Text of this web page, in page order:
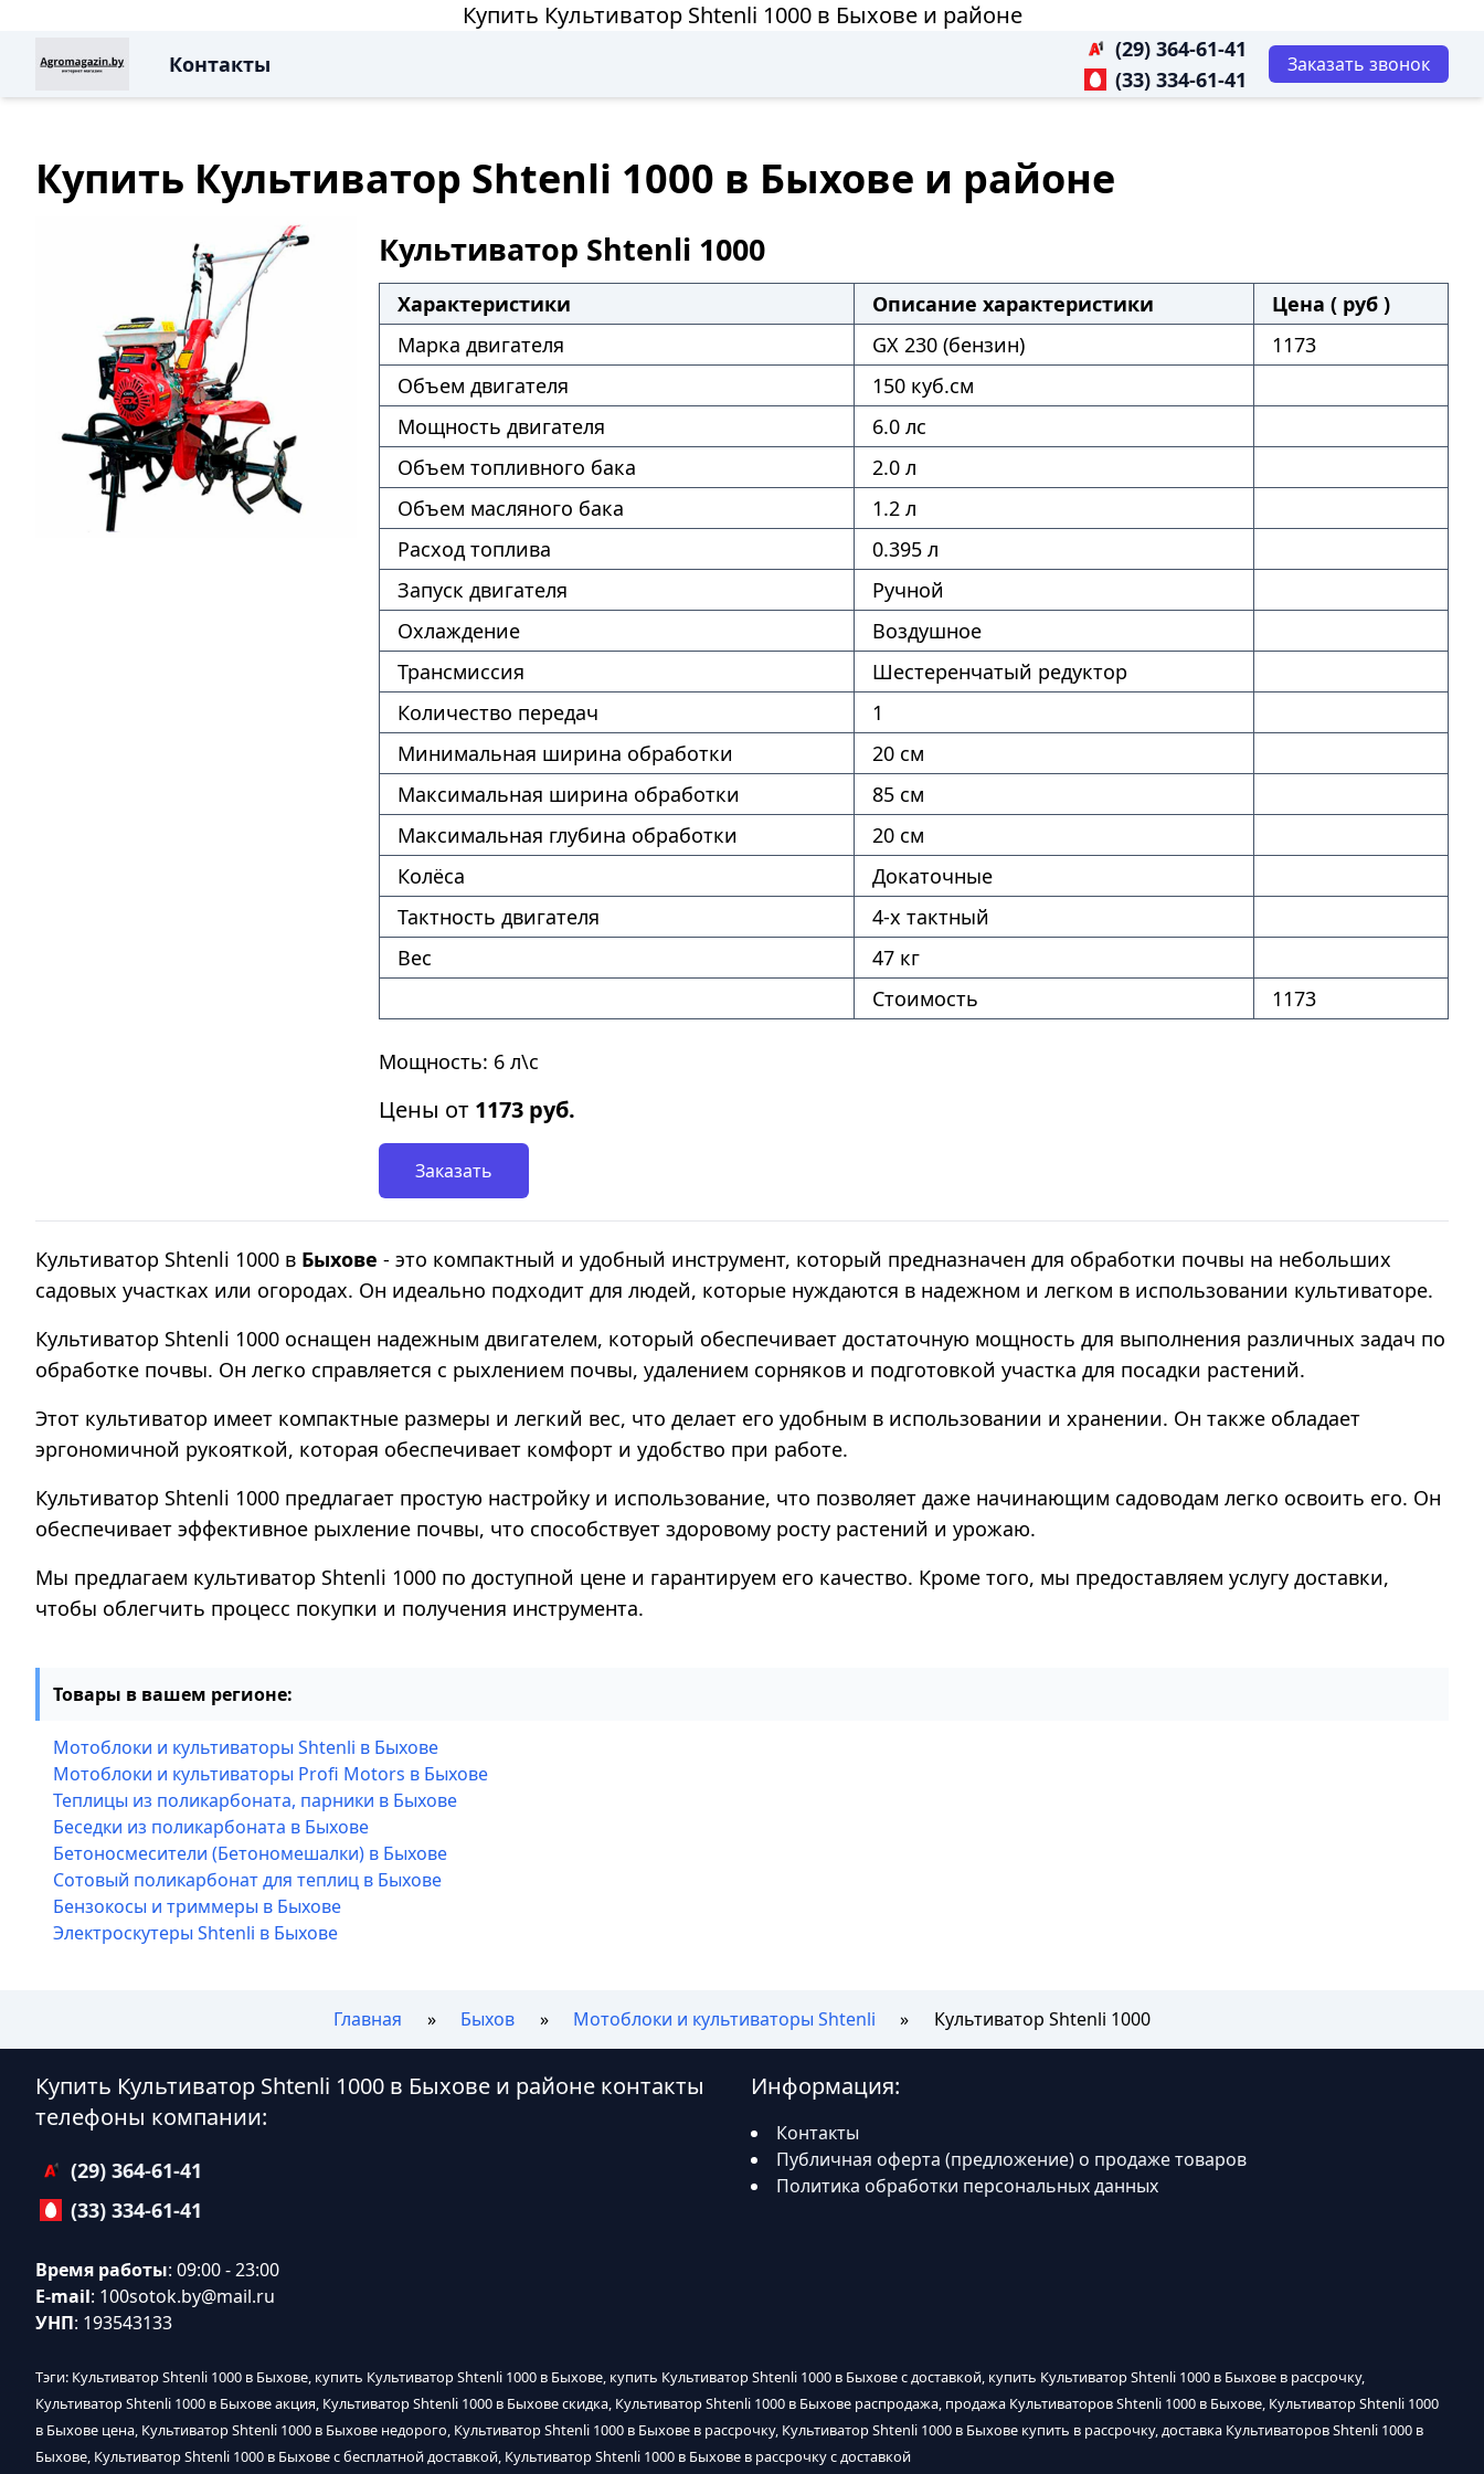
Купить Культиватор Shtenli 1000 в Быхове и районе
Контакты
(29) 364-61-41
(33) 334-61-41
Заказать звонок
Купить Культиватор Shtenli 1000 в Быхове и районе
Культиватор Shtenli 1000
Характеристики Описание характеристики
Цена ( руб )
Марка двигателя
GX 230 (бензин)
1173
Объем двигателя
150 куб.см
Мощность двигателя
6.0 лс
Объем топливного бака
2.0 л
Объем масляного бака
1.2 л
Расход топлива
0.395 л
Запуск двигателя
Ручной
Охлаждение
Воздушное
Трансмиссия
Шестеренчатый редуктор
Количество передач
1
Минимальная ширина обработки
20 см
Максимальная ширина обработки
85 см
Максимальная глубина обработки
20 см
Колёса
Докаточные
Тактность двигателя
4-х тактный
Вес
47 кг
Стоимость
1173
Мощность: 6 л\с
Цены от 1173 руб.
Заказать
Культиватор Shtenli 1000 в Быхове - это компактный и удобный инструмент, который предназначен для обработки почвы на небольших
садовых участках или огородах. Он идеально подходит для людей, которые нуждаются в надежном и легком в использовании культиваторе.
Культиватор Shtenli 1000 оснащен надежным двигателем, который обеспечивает достаточную мощность для выполнения различных задач по
обработке почвы. Он легко справляется с рыхлением почвы, удалением сорняков и подготовкой участка для посадки растений.
Этот культиватор имеет компактные размеры и легкий вес, что делает его удобным в использовании и хранении. Он также обладает
эргономичной рукояткой, которая обеспечивает комфорт и удобство при работе.
Культиватор Shtenli 1000 предлагает простую настройку и использование, что позволяет даже начинающим садоводам легко освоить его. Он
обеспечивает эффективное рыхление почвы, что способствует здоровому росту растений и урожаю.
Мы предлагаем культиватор Shtenli 1000 по доступной цене и гарантируем его качество. Кроме того, мы предоставляем услугу доставки,
чтобы облегчить процесс покупки и получения инструмента.
Товары в вашем регионе:
Мотоблоки и культиваторы Shtenli в Быхове
Мотоблоки и культиваторы Profi Motors в Быхове
Теплицы из поликарбоната, парники в Быхове
Беседки из поликарбоната в Быхове
Бетоносмесители (Бетономешалки) в Быхове
Сотовый поликарбонат для теплиц в Быхове
Бензокосы и триммеры в Быхове
Электроскутеры Shtenli в Быхове
Главная Быхов Мотоблоки и культиваторы Shtenli Культиватор Shtenli 1000
Купить Культиватор Shtenli 1000 в Быхове и районе контакты
телефоны компании:
(29) 364-61-41
(33) 334-61-41
Время работы: 09:00 - 23:00
E-mail: 100sotok.by@mail.ru
УНП: 193543133
Информация:
Контакты
Публичная оферта (предложение) о продаже товаров
Политика обработки персональных данных
Тэги: Культиватор Shtenli 1000 в Быхове, купить Культиватор Shtenli 1000 в Быхове, купить Культиватор Shtenli 1000 в Быхове с доставкой, купить Культиватор Shtenli 1000 в Быхове в рассрочку,
Культиватор Shtenli 1000 в Быхове акция, Культиватор Shtenli 1000 в Быхове скидка, Культиватор Shtenli 1000 в Быхове распродажа, продажа Культиваторов Shtenli 1000 в Быхове, Культиватор Shtenli 1000
в Быхове цена, Культиватор Shtenli 1000 в Быхове недорого, Культиватор Shtenli 1000 в Быхове в рассрочку, Культиватор Shtenli 1000 в Быхове купить в рассрочку, доставка Культиваторов Shtenli 1000 в
Быхове, Культиватор Shtenli 1000 в Быхове с бесплатной доставкой, Культиватор Shtenli 1000 в Быхове в рассрочку с доставкой